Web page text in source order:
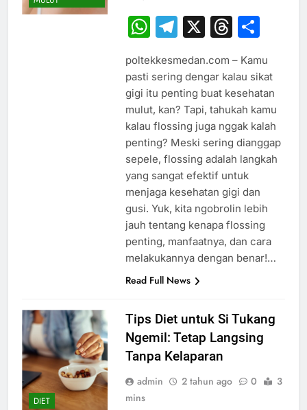
WhatsApp
Telegram
X
poltekkesmedan.com – Kamu
pasti sering dengar kalau sikat
gigi itu penting buat kesehatan
mulut, kan? Tapi, tahukah kamu
kalau flossing juga nggak kalah
penting? Meski sering dianggap
sepele, flossing adalah langkah
yang sangat efektif untuk
menjaga kesehatan gigi dan
gusi. Yuk, kita ngobrolin lebih
jauh tentang kenapa flossing
penting, manfaatnya, dan cara
melakukannya dengan benar!…
Read Full News
DIET
Tips Diet untuk Si Tukang
Ngemil: Tetap Langsing
Tanpa Kelaparan
admin 2 tahun ago 0
3
mins